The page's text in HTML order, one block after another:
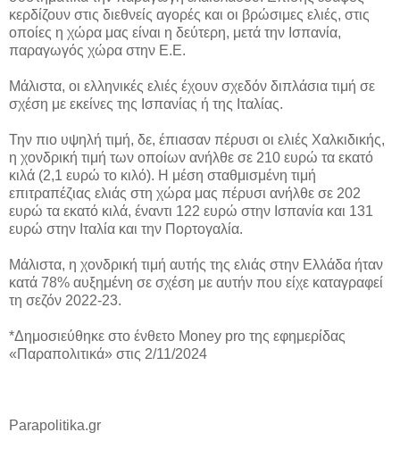
κερδίζουν στις διεθνείς αγορές και οι βρώσιμες ελιές, στις
οποίες η χώρα μας είναι η δεύτερη, μετά την Ισπανία,
παραγωγός χώρα στην Ε.Ε.
Μάλιστα, οι ελληνικές ελιές έχουν σχεδόν διπλάσια τιμή σε
σχέση με εκείνες της Ισπανίας ή της Ιταλίας.
Την πιο υψηλή τιμή, δε, έπιασαν πέρυσι οι ελιές Χαλκιδικής,
η χονδρική τιμή των οποίων ανήλθε σε 210 ευρώ τα εκατό
κιλά (2,1 ευρώ το κιλό). Η μέση σταθμισμένη τιμή
επιτραπέζιας ελιάς στη χώρα μας πέρυσι ανήλθε σε 202
ευρώ τα εκατό κιλά, έναντι 122 ευρώ στην Ισπανία και 131
ευρώ στην Ιταλία και την Πορτογαλία.
Μάλιστα, η χονδρική τιμή αυτής της ελιάς στην Ελλάδα ήταν
κατά 78% αυξημένη σε σχέση με αυτήν που είχε καταγραφεί
τη σεζόν 2022-23.
*Δημοσιεύθηκε στο ένθετο Money pro της εφημερίδας
«Παραπολιτικά» στις 2/11/2024
Parapolitika.gr